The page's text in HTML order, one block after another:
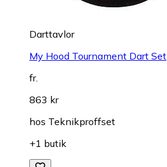
Darttavlor
My Hood Tournament Dart Set
fr.
863 kr
hos Teknikproffset
+1 butik